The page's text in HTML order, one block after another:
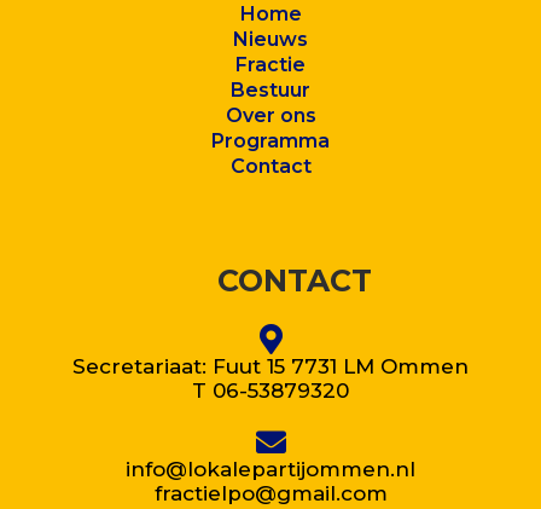
Home
Nieuws
Fractie
Bestuur
Over ons
Programma
Contact
CONTACT
Secretariaat: Fuut 15 7731 LM Ommen
T 06-53879320
info@lokalepartijommen.nl
fractielpo@gmail.com